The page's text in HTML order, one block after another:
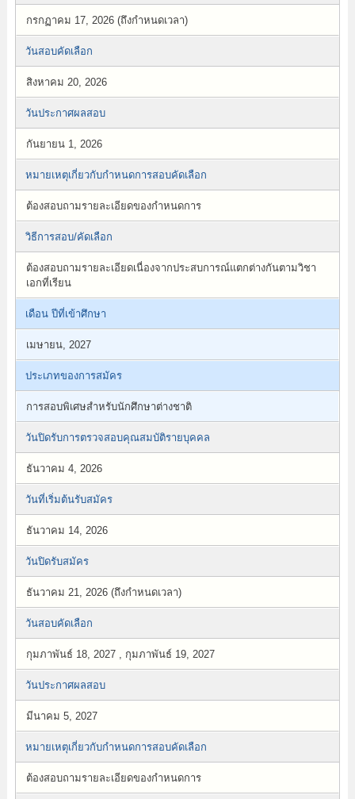
กรกฏาคม 17, 2026 (ถึงกำหนดเวลา)
วันสอบคัดเลือก
สิงหาคม 20, 2026
วันประกาศผลสอบ
กันยายน 1, 2026
หมายเหตุเกี่ยวกับกำหนดการสอบคัดเลือก
ต้องสอบถามรายละเอียดของกำหนดการ
วิธีการสอบ/คัดเลือก
ต้องสอบถามรายละเอียดเนื่องจากประสบการณ์แตกต่างกันตามวิชา
เอกที่เรียน
เดือน ปีที่เข้าศึกษา
เมษายน, 2027
ประเภทของการสมัคร
การสอบพิเศษสำหรับนักศึกษาต่างชาติ
วันปิดรับการตรวจสอบคุณสมบัติรายบุคคล
ธันวาคม 4, 2026
วันที่เริ่มต้นรับสมัคร
ธันวาคม 14, 2026
วันปิดรับสมัคร
ธันวาคม 21, 2026 (ถึงกำหนดเวลา)
วันสอบคัดเลือก
กุมภาพันธ์ 18, 2027 , กุมภาพันธ์ 19, 2027
วันประกาศผลสอบ
มีนาคม 5, 2027
หมายเหตุเกี่ยวกับกำหนดการสอบคัดเลือก
ต้องสอบถามรายละเอียดของกำหนดการ